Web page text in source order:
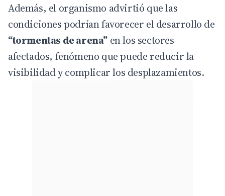
Además, el organismo advirtió que las
condiciones podrían favorecer el desarrollo de
“tormentas de arena” en los sectores
afectados, fenómeno que puede reducir la
visibilidad y complicar los desplazamientos.